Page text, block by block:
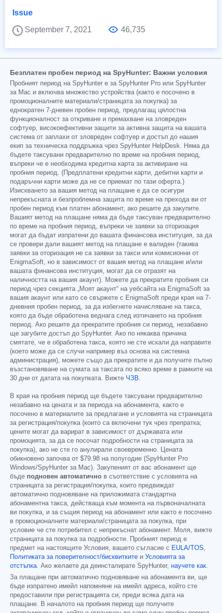
Issue
September 7, 2021
46,735
Безплатен пробен период на SpyHunter: Важни условия
Пробният период на SpyHunter е за SpyHunter Pro или SpyHunter
за Mac и включва множество устройства (както е посочено в
промоционалните материали/страницата за покупка) за
еднократен 7-дневен пробен период, предлагащ цялостна
функционалност за откриване и премахване на зловреден
софтуер, високоефективни защити за активна защита на вашата
система от заплахи от зловреден софтуер и достъп до нашия
екип за техническа поддръжка чрез SpyHunter HelpDesk. Няма да
бъдете таксувани предварително по време на пробния период,
въпреки че е необходима кредитна карта за активиране на
пробния период. (Предплатени кредитни карти, дебитни карти и
подаръчни карти може да не се приемат по тази оферта.)
Изискването за вашия метод на плащане е да се осигури
непрекъсната и безпроблемна защита по време на прехода ви от
пробен период към платен абонамент, ако решите да закупите.
Вашият метод на плащане няма да бъде таксуван предварително
по време на пробния период, въпреки че заявки за оторизация
могат да бъдат изпратени до вашата финансова институция, за да
се провери дали вашият метод на плащане е валиден (такива
заявки за оторизация не са заявки за такси или комисионни от
EnigmaSoft, но в зависимост от вашия метод на плащане и/или
вашата финансова институция, могат да се отразят на
наличността на вашия акаунт). Можете да прекратите пробния си
период чрез секцията „Моят акаунт“ на уебсайта на EnigmaSoft за
вашия акаунт или като се свържете с EnigmaSoft преди края на 7-
дневния пробен период, за да избегнете начисляване на такса,
която да бъде обработена веднага след изтичането на пробния
период. Ако решите да прекратите пробния си период, незабавно
ще загубите достъп до SpyHunter. Ако по някаква причина
смятате, че е обработена такса, която не сте искали да направите
(което може да се случи например въз основа на системна
администрация), можете също да прекратите и да получите пълно
възстановяване на сумата за таксата по всяко време в рамките на
30 дни от датата на покупката. Вижте ЧЗВ.
В края на пробния период ще бъдете таксувани предварително
незабавно на цената и за периода на абонамента, както е
посочено в материалите за предлагане и условията на страницата
за регистрация/покупка (които са включени тук чрез препратка;
цените могат да варират в зависимост от държавата или
промоцията, за да се посочат подробности на страницата за
покупка), ако не сте го анулирали своевременно. Цената
обикновено започва от $79.98 на полугодие (SpyHunter Pro
Windows/SpyHunter за Mac). Закупеният от вас абонамент ще
бъде подновен автоматично в съответствие с условията на
страницата за регистрация/покупка, които предвиждат
автоматично подновяване на приложимата стандартна
абонаментна такса, действаща към момента на първоначалната
ви покупка, и за същия период на абонамент или както е посочено
в промоционалните материали/страницата за покупка, при
условие че сте потребител с непрекъснат абонамент. Моля, вижте
страницата за покупка за подробности. Пробният период е
предмет на настоящите Условия, вашето съгласие с EULA/TOS,
Политиката за поверителност/бисквитките и Условията за
отстъпка. Ако желаете да деинсталирате SpyHunter, научете как.
За плащане при автоматично подновяване на абонамента ви, ще
бъде изпратено имейл напомняне на имейл адреса, който сте
предоставили при регистрацията си, преди всяка дата на
плащане. В началото на пробния период ще получите